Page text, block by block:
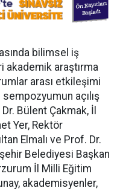
bilimsel iş
akademik araştırma
arası etkileşimi
açılış
Bülent Çakmak, İl
Yer, Rektör
Elmalı ve Prof. Dr.
Belediyesi Başkan
İl Milli Eğitim
akademisyenler,